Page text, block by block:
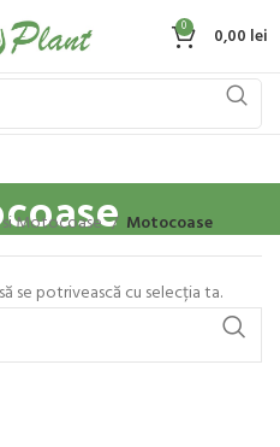
0 0,00 lei
si Motocoase Motocoase
se potrivească cu selecția ta.